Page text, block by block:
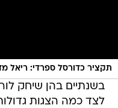
תקציר כדורסל ספרדי: ריאל מדריד
בשנתיים בהן שיחק
לצד כמה הצגות